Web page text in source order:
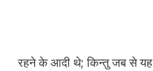
रहने के आदी थे; किन्तु जब से